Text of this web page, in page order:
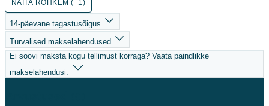
NÄITA ROHKEM (+1)
14-päevane tagastusõigus
Turvalised makselahendused
Ei soovi maksta kogu tellimust korraga? Vaata paindlikke
makselahendusi.